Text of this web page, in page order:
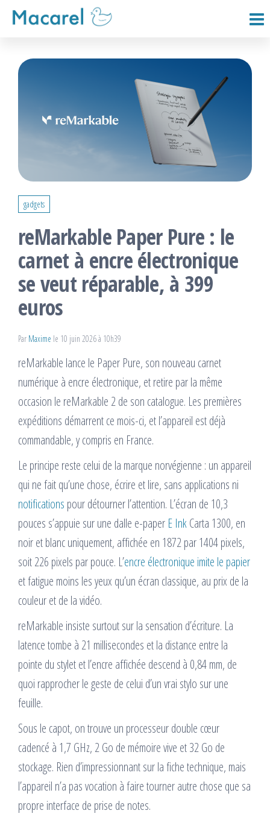
Passer
gadgets
reMarkable Paper Pure : le
carnet à encre électronique
se veut réparable, à 399
euros
Par Maxime le 10 juin 2026 à 10h39
reMarkable lance le Paper Pure, son nouveau carnet
numérique à encre électronique, et retire par la même
occasion le reMarkable 2 de son catalogue. Les premières
expéditions démarrent ce mois-ci, et l’appareil est déjà
commandable, y compris en France.
Le principe reste celui de la marque norvégienne : un appareil
qui ne fait qu’une chose, écrire et lire, sans applications ni
notifications pour détourner l’attention. L’écran de 10,3
pouces s’appuie sur une dalle e-paper E InkCarta 1300, en
noir et blanc uniquement, affichée en 1872 par 1404 pixels,
soit 226 pixels par pouce. L’encre électronique imite le papier
et fatigue moins les yeux qu’un écran classique, au prix de la
couleur et de la vidéo.
reMarkable insiste surtout sur la sensation d’écriture. La
latence tombe à 21 millisecondes et la distance entre la
pointe du stylet et l’encre affichée descend à 0,84 mm, de
quoi rapprocher le geste de celui d’un vrai stylo sur une
feuille.
Sous le capot, on trouve un processeur double cœur
cadencé à 1,7 GHz, 2 Go de mémoire vive et 32 Go de
stockage. Rien d’impressionnant sur la fiche technique, mais
l’appareil n’a pas vocation à faire tourner autre chose que sa
propre interface de prise de notes.